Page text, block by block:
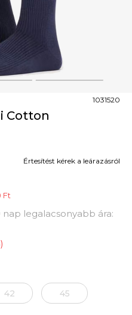
3
Cotton
1031520
Ft
legalacsonyabb ára:
)
Értesítést kérek a leárazásról
42 45